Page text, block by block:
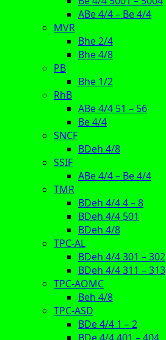
ABe 4/4 – Be 4/4
MVR
Bhe 2/4
Bhe 4/8
PB
Bhe 1/2
RhB
ABe 4/4 51 – 56
Be 4/4
SNCF
BDeh 4/8
SSIF
ABe 4/4 – Be 4/4
TMR
BDeh 4/4 4 – 8
BDeh 4/4 501
BDeh 4/8
TPC-AL
BDeh 4/4 301 – 302
BDeh 4/4 311 – 313
TPC-AOMC
Beh 4/8
TPC-ASD
BDe 4/4 1 – 2